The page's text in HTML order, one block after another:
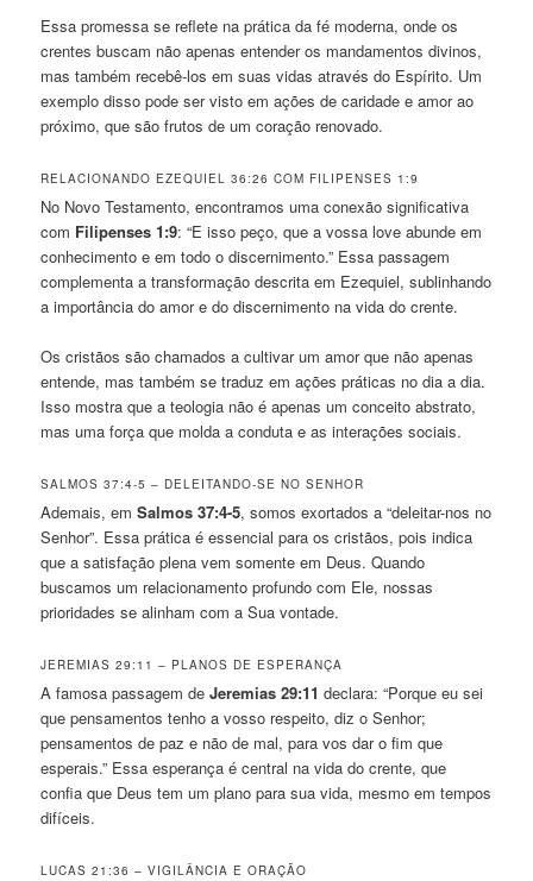
Essa promessa se reflete na prática da fé moderna, onde os
crentes buscam não apenas entender os mandamentos divinos,
mas também recebê-los em suas vidas através do Espírito. Um
exemplo disso pode ser visto em ações de caridade e amor ao
próximo, que são frutos de um coração renovado.
RELACIONANDO EZEQUIEL 36:26 COM FILIPENSES 1:9
No Novo Testamento, encontramos uma conexão significativa
com Filipenses 1:9: “E isso peço, que a vossa love abunde em
conhecimento e em todo o discernimento.” Essa passagem
complementa a transformação descrita em Ezequiel, sublinhando
a importância do amor e do discernimento na vida do crente.
Os cristãos são chamados a cultivar um amor que não apenas
entende, mas também se traduz em ações práticas no dia a dia.
Isso mostra que a teologia não é apenas um conceito abstrato,
mas uma força que molda a conduta e as interações sociais.
SALMOS 37:4-5 – DELEITANDO-SE NO SENHOR
Ademais, emSalmos 37:4-5, somos exortados a “deleitar-nos no
Senhor”. Essa prática é essencial para os cristãos, pois indica
que a satisfação plena vem somente em Deus. Quando
buscamos um relacionamento profundo com Ele, nossas
prioridades se alinham com a Sua vontade.
JEREMIAS 29:11 – PLANOS DE ESPERANÇA
A famosa passagem deJeremias 29:11 declara: “Porque eu sei
que pensamentos tenho a vosso respeito, diz o Senhor;
pensamentos de paz e não de mal, para vos dar o fim que
esperais.” Essa esperança é central na vida do crente, que
confia que Deus tem um plano para sua vida, mesmo em tempos
difíceis.
LUCAS 21:36 – VIGILÂNCIA E ORAÇÃO